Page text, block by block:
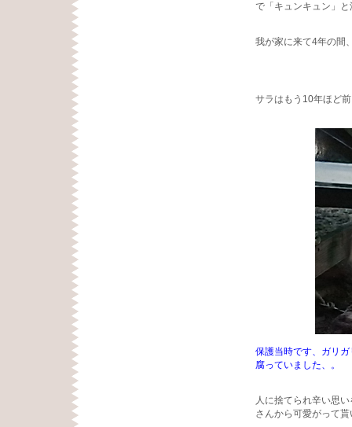
で「キュンキュン」
我が家に来て4年の間
サラはもう10年ほど
保護当時です、ガリ
腐っていました、。
人に捨てられ辛い思
さんから可愛がって